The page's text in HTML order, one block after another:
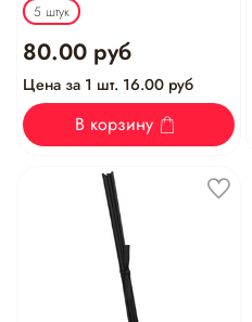
5 штук
80.00 руб
Цена за 1 шт. 16.00 руб
В корзину